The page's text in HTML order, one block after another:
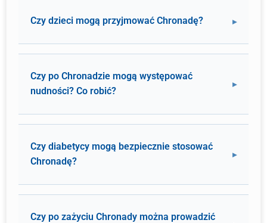
Czy dzieci mogą przyjmować Chronadę?
Czy po Chronadzie mogą występować
nudności? Co robić?
Czy diabetycy mogą bezpiecznie stosować
Chronadę?
Czy po zażyciu Chronady można prowadzić